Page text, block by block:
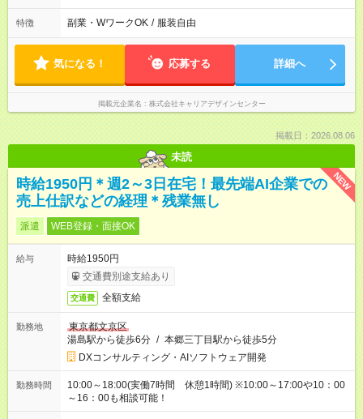
特徴 副業・WワークOK / 服装自由
気になる！ 応募する 詳細へ
掲載元企業名 株式会社キャリアデザインセンター
掲載日：2026.08.06
未読
NEW
時給1950円＊週2～3日在宅！最先端AI企業での
売上仕訳などの経理＊残業無し
派遣 WEB登録・面接OK
給与
時給1950円
交通費別途支給あり
交通費 全額支給
勤務地
東京都文京区
湯島駅から徒歩6分 / 本郷三丁目駅から徒歩5分
DXコンサルティング・AIソフトウェア開発
勤務時間
10:00～18:00(実働7時間 休憩1時間) ※10:00～17:00や10：00
～16：00も相談可能！